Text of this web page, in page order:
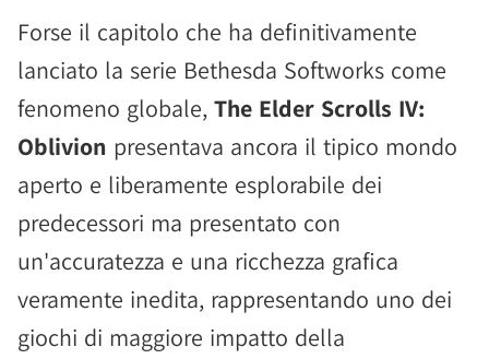
Forse il capitolo che ha definitivamente
lanciato la serie Bethesda Softworks come
fenomeno globale, The Elder Scrolls IV:
Oblivion presentava ancora il tipico mondo
aperto e liberamente esplorabile dei
predecessori ma presentato con
un'accuratezza e una ricchezza grafica
veramente inedita, rappresentando uno dei
giochi di maggiore impatto della